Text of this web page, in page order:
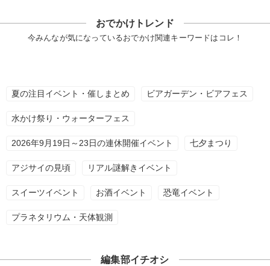
おでかけトレンド
今みんなが気になっているおでかけ関連キーワードはコレ！
夏の注目イベント・催しまとめ ビアガーデン・ビアフェス
水かけ祭り・ウォーターフェス
2026年9月19日～23日の連休開催イベント 七夕まつり
アジサイの見頃 リアル謎解きイベント
スイーツイベント お酒イベント 恐竜イベント
プラネタリウム・天体観測
編集部イチオシ